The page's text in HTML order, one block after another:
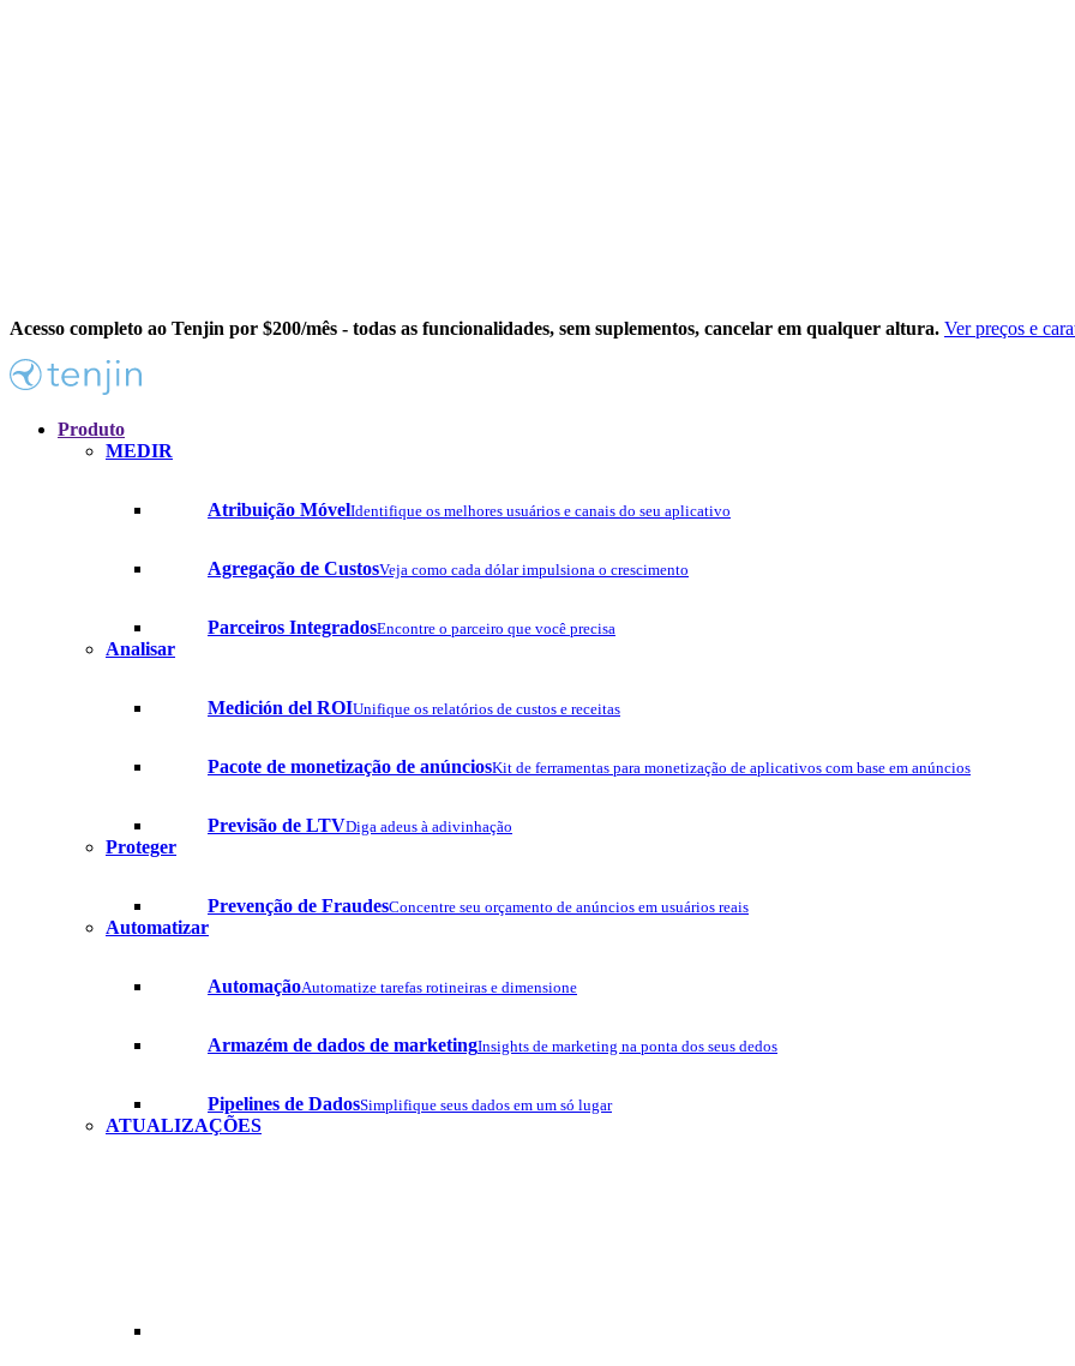
Acesso completo ao Tenjin por $200/mês - todas as funcionalidades, sem suplementos, cancelar em qualquer altura. Ver preços e
Produto
MEDIR
Atribuição MóvelIdentifique os melhores usuários e canais do seu aplicativo
Agregação de CustosVeja como cada dólar impulsiona o crescimento
Parceiros IntegradosEncontre o parceiro que você precisa
Analisar
Medición del ROIUnifique os relatórios de custos e receitas
Pacote de monetização de anúnciosKit de ferramentas para monetização de aplicativos com base em anúncios
Previsão de LTVDiga adeus à adivinhação
Proteger
Prevenção de FraudesConcentre seu orçamento de anúncios em usuários reais
Automatizar
AutomaçãoAutomatize tarefas rotineiras e dimensione
Armazém de dados de marketingInsights de marketing na ponta dos seus dedos
Pipelines de DadosSimplifique seus dados em um só lugar
ATUALIZAÇÕES